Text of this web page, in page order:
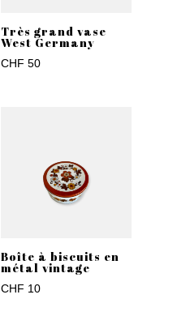
Très grand vase
West Germany
CHF 50
Boîte à biscuits en
métal vintage
CHF 10